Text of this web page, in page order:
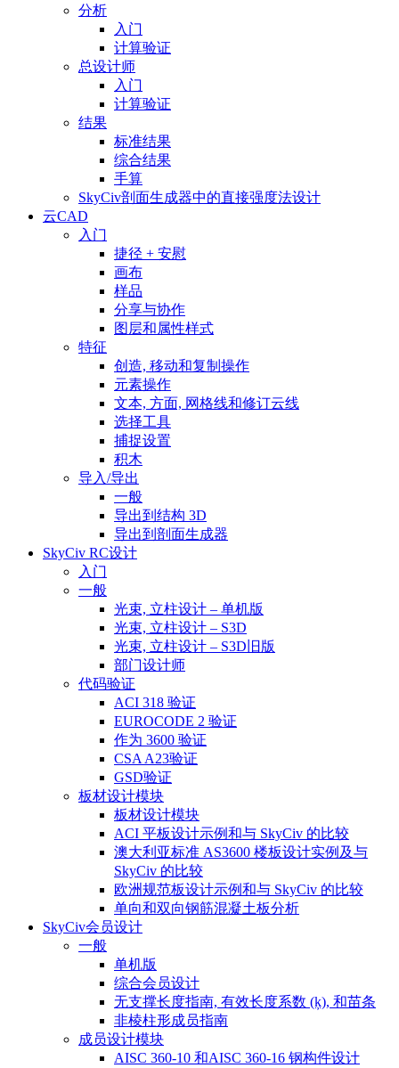
分析
入门
计算验证
总设计师
入门
计算验证
结果
标准结果
综合结果
手算
SkyCiv剖面生成器中的直接强度法设计
云CAD
入门
捷径 + 安慰
画布
样品
分享与协作
图层和属性样式
特征
创造, 移动和复制操作
元素操作
文本, 方面, 网格线和修订云线
选择工具
捕捉设置
积木
导入/导出
一般
导出到结构 3D
导出到剖面生成器
SkyCiv RC设计
入门
一般
光束, 立柱设计 – 单机版
光束, 立柱设计 – S3D
光束, 立柱设计 – S3D旧版
部门设计师
代码验证
ACI 318 验证
EUROCODE 2 验证
作为 3600 验证
CSA A23验证
GSD验证
板材设计模块
板材设计模块
ACI 平板设计示例和与 SkyCiv 的比较
澳大利亚标准 AS3600 楼板设计实例及与
SkyCiv 的比较
欧洲规范板设计示例和与 SkyCiv 的比较
单向和双向钢筋混凝土板分析
SkyCiv会员设计
一般
单机版
综合会员设计
无支撑长度指南, 有效长度系数 (ķ), 和苗条
非棱柱形成员指南
成员设计模块
AISC 360-10 和AISC 360-16 钢构件设计